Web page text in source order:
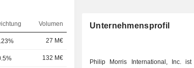
Volumen
27 M€
132 M€
Unternehmensprofil
Philip Morris International, Inc.